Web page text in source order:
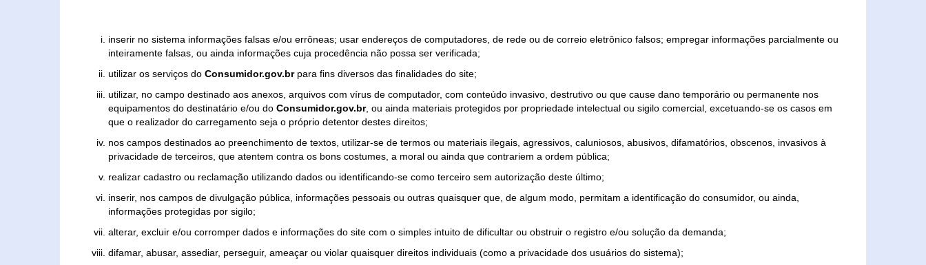
inserir no sistema informações falsas e/ou errôneas; usar endereços de computadores, de rede ou de correio eletrônico falsos; empregar informações parcialmente ou
inteiramente falsas, ou ainda informações cuja procedência não possa ser verificada;
utilizar os serviços do Consumidor.gov.brpara fins diversos das finalidades do site;
utilizar, no campo destinado aos anexos, arquivos com vírus de computador, com conteúdo invasivo, destrutivo ou que cause dano temporário ou permanente nos
equipamentos do destinatário e/ou do Consumidor.gov.br, ou ainda materiais protegidos por propriedade intelectual ou sigilo comercial, excetuando-se os casos em
que o realizador do carregamento seja o próprio detentor destes direitos;
nos campos destinados ao preenchimento de textos, utilizar-se de termos ou materiais ilegais, agressivos, caluniosos, abusivos, difamatórios, obscenos, invasivos à
privacidade de terceiros, que atentem contra os bons costumes, a moral ou ainda que contrariem a ordem pública;
realizar cadastro ou reclamação utilizando dados ou identificando-se como terceiro sem autorização deste último;
inserir, nos campos de divulgação pública, informações pessoais ou outras quaisquer que, de algum modo, permitam a identificação do consumidor, ou ainda,
informações protegidas por sigilo;
alterar, excluir e/ou corromper dados e informações do site com o simples intuito de dificultar ou obstruir o registro e/ou solução da demanda;
difamar, abusar, assediar, perseguir, ameaçar ou violar quaisquer direitos individuais (como a privacidade dos usuários do sistema);